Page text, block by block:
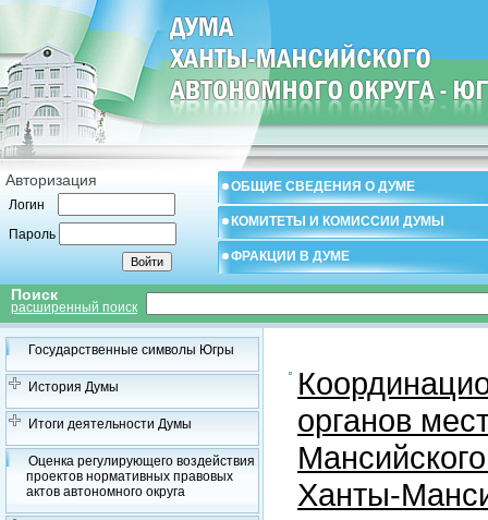
Авторизация
Логин
Пароль
ОБЩИЕ СВЕДЕНИЯ О ДУМЕ
КОМИТЕТЫ И КОМИССИИ ДУМЫ
ФРАКЦИИ В ДУМЕ
Поиск
расширенный поиск
Государственные символы Югры
История Думы
Итоги деятельности Думы
Оценка регулирующего воздействия
проектов нормативных правовых
актов автономного округа
органов
Ханты-